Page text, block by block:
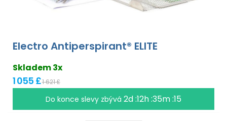
Electro Antiperspirant® ELITE
Skladem 3x
1 055 £1 621 £
Do konce slevy zbývá 2d :12h :35m :15